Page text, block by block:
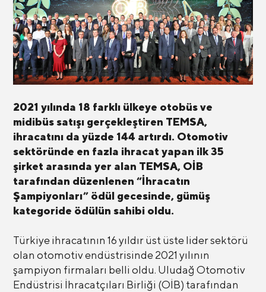
2021 yılında 18 farklı ülkeye otobüs ve
midibüs satışı gerçekleştiren TEMSA,
ihracatını da yüzde 144 artırdı. Otomotiv
sektöründe en fazla ihracat yapan ilk 35
şirket arasında yer alan TEMSA, OİB
tarafından düzenlenen “İhracatın
Şampiyonları” ödül gecesinde, gümüş
kategoride ödülün sahibi oldu.
Türkiye ihracatının 16 yıldır üst üste lider sektörü
olan otomotiv endüstrisinde 2021 yılının
şampiyon firmaları belli oldu. Uludağ Otomotiv
Endüstrisi İhracatçıları Birliği (OİB) tarafından